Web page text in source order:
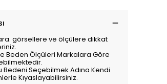
görsellere ve ölçülere dikkat
Beden Ölçüleri Markalara Göre
Bedeni Seçebilmek Adına Kendi
Kıyaslayabilirsiniz.